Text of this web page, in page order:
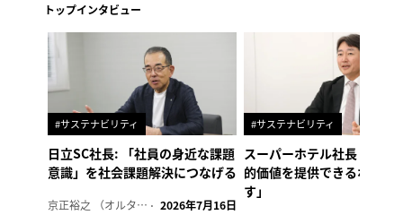
トップインタビュー
#サステナビリティ
日立SC社長: 「社員の身近な課題
意識」を社会課題解決につなげる
京正裕之 （オルタナ副編集長） 2026年7月16日
#サステナビリティ
スーパーホテル社長「地域
的価値を提供できるホテル
す」